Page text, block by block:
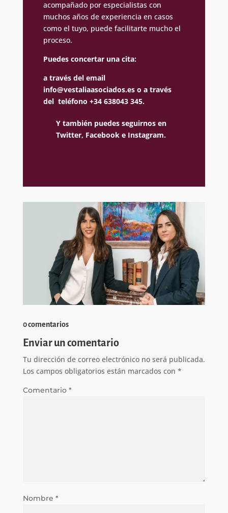
acompañado por especialistas con
muchos años de experiencia en casos
como el tuyo, puede facilitarte mucho el
proceso.
Puedes concertar una cita:
a través del email
info@vestaliaasociados.eso a través
del teléfono +34 638043 345.
Y también puedes seguirnos en
Twitter, Facebook e Instagram.
0 comentarios
Enviar un comentario
Tu dirección de correo electrónico no será publicada.
Los campos obligatorios están marcados con *
Comentario *
Nombre *